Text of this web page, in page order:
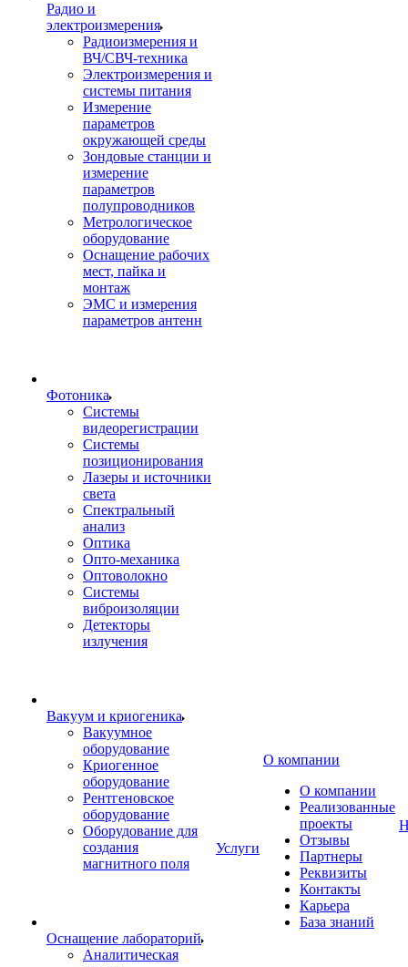
Радио и
электроизмерения
Радиоизмерения и
ВЧ/СВЧ-техника
Электроизмерения и
системы питания
Измерение
параметров
окружающей среды
Зондовые станции и
измерение
параметров
полупроводников
Метрологическое
оборудование
Оснащение рабочих
мест, пайка и
монтаж
ЭМС и измерения
параметров антенн
Фотоника
Cистемы
видеорегистрации
Системы
позиционирования
Лазеры и источники
света
Спектральный
анализ
Оптика
Опто-механика
Оптоволокно
Системы
виброизоляции
Детекторы
излучения
Вакуум и криогеника
Вакуумное
оборудование
Криогенное
оборудование
Рентгеновское
оборудование
Оборудование для
создания
магнитного поля
Оснащение лабораторий
Аналитическая
Услуги
О компании
О компании
Реализованные
проекты
Отзывы
Партнеры
Реквизиты
Контакты
Карьера
База знаний